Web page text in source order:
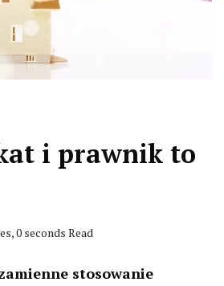
i prawnik to
0 seconds Read
stosowanie